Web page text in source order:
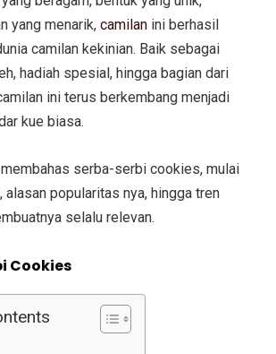
yang menarik, camilan ini berhasil
camilan kekinian. Baik sebagai
hadiah spesial, hingga bagian dari
ini terus berkembang menjadi
kue biasa.
serba-serbi cookies, mulai
alasan popularitas nya, hingga tren
selalu relevan.